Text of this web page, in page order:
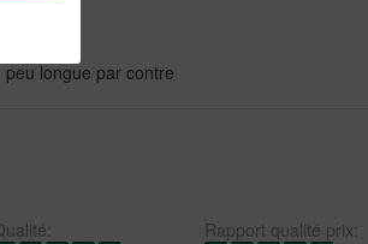
longue par contre
Rapport qualité prix: